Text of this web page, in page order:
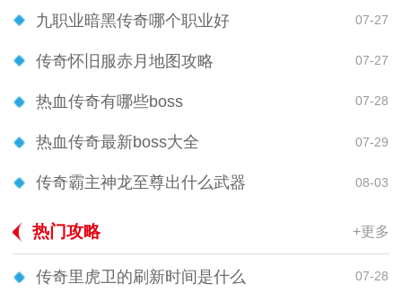
九职业暗黑传奇哪个职业好 07-27
传奇怀旧服赤月地图攻略 07-27
热血传奇有哪些boss 07-28
热血传奇最新boss大全 07-29
传奇霸主神龙至尊出什么武器 08-03
热门攻略 +更多
传奇里虎卫的刷新时间是什么 07-28